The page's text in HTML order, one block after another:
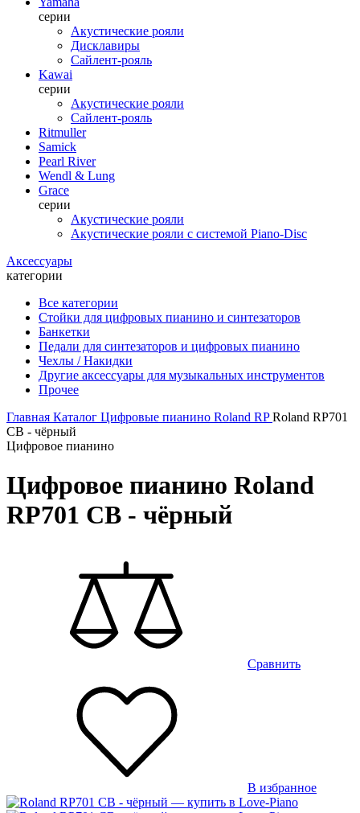
серии
Акустические рояли
Дисклавиры
Сайлент-рояль
Kawai
серии
Акустические рояли
Сайлент-рояль
Ritmuller
Samick
Pearl River
Wendl & Lung
Grace
серии
Акустические рояли
Акустические рояли с системой Piano-Disc
Аксессуары
категории
Все категории
Стойки для цифровых пианино и синтезаторов
Банкетки
Педали для синтезаторов и цифровых пианино
Чехлы / Накидки
Другие аксессуары для музыкальных инструментов
Прочее
Главная Каталог Цифровые пианино Roland RPRoland RP701
CB - чёрный
Цифровое пианино
Цифровое пианино Roland
RP701 CB - чёрный
Сравнить
В избранное